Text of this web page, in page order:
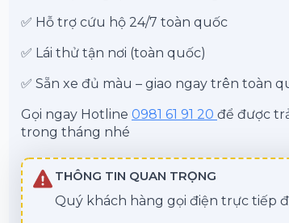
✅ Hỗ trợ cứu hộ 24/7 toàn quốc
✅ Lái thử tận nơi (toàn quốc)
✅ Sẵn xe đủ màu – giao ngay trên toàn
Gọi ngay Hotline 0981 61 91 20 để được
trong tháng nhé
THÔNG TIN QUAN TRỌNG
Quý khách hàng gọi điện trực tiếp